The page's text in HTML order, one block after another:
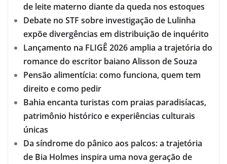
de leite materno diante da queda nos estoques
Debate no STF sobre investigação de Lulinha
expõe divergências em distribuição de inquérito
Lançamento na FLIGÊ 2026 amplia a trajetória do
romance do escritor baiano Alisson de Souza
Pensão alimentícia: como funciona, quem tem
direito e como pedir
Bahia encanta turistas com praias paradisíacas,
patrimônio histórico e experiências culturais
únicas
Da síndrome do pânico aos palcos: a trajetória
de Bia Holmes inspira uma nova geração de